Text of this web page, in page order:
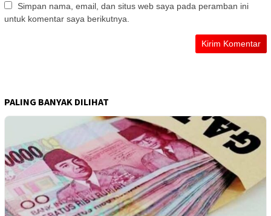
Simpan nama, email, dan situs web saya pada peramban ini
untuk komentar saya berikutnya.
PALING BANYAK DILIHAT